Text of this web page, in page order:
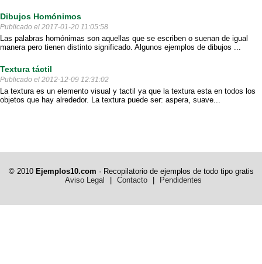
Dibujos Homónimos
Publicado el 2017-01-20 11:05:58
Las palabras homónimas son aquellas que se escriben o suenan de igual
manera pero tienen distinto significado. Algunos ejemplos de dibujos ...
Textura táctil
Publicado el 2012-12-09 12:31:02
La textura es un elemento visual y tactil ya que la textura esta en todos los
objetos que hay alrededor. La textura puede ser: aspera, suave...
© 2010 Ejemplos10.com · Recopilatorio de ejemplos de todo tipo gratis
Aviso Legal
Contacto Pendidentes